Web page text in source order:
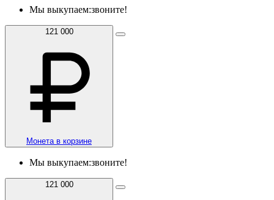
Мы выкупаем:звоните!
121 000
Монета в корзине
Мы выкупаем:звоните!
121 000